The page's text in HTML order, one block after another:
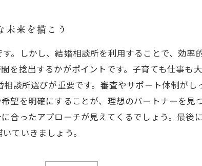
来を描こう
。しかし、結婚相談所を利用することで、効率
を捻出するかがポイントです。子育ても仕事も
談所選びが重要です。審査やサポート体制が
望を明確にすることが、理想のパートナーを見
合ったアプローチが見えてくるでしょう。最後
ていきましょう。